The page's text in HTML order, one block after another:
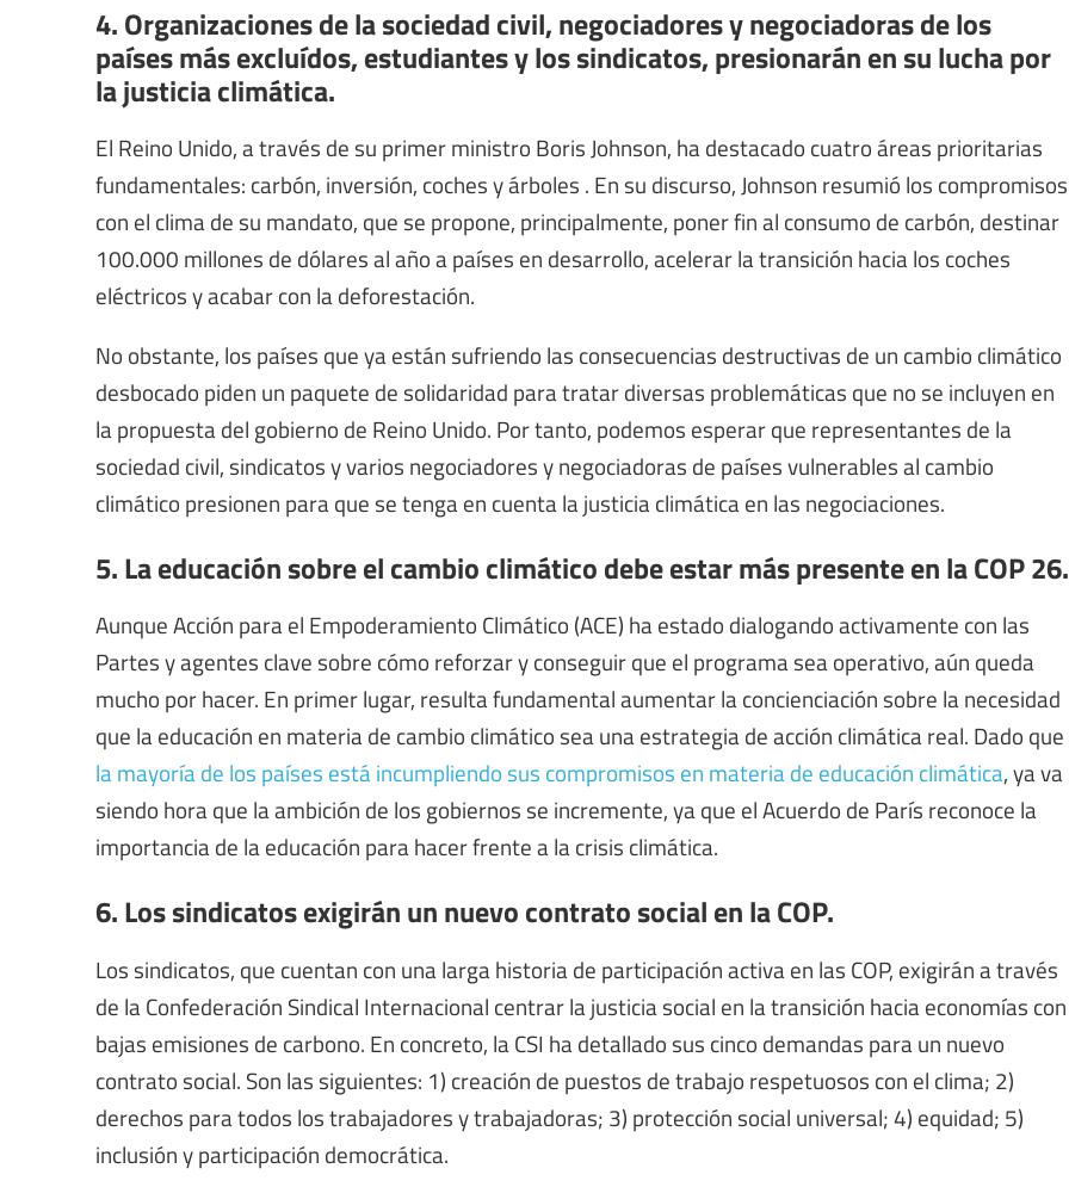
4. Organizaciones de la sociedad civil, negociadores y negociadoras de los
países más excluídos, estudiantes y los sindicatos, presionarán en su lucha por
la justicia climática.
El Reino Unido, a través de su primer ministro Boris Johnson, ha destacado cuatro áreas prioritarias
fundamentales: carbón, inversión, coches y árboles . En su discurso, Johnson resumió los compromisos
con el clima de su mandato, que se propone, principalmente, poner fin al consumo de carbón, destinar
100.000 millones de dólares al año a países en desarrollo, acelerar la transición hacia los coches
eléctricos yacabar con la deforestación.
No obstante, los países que ya están sufriendo las consecuencias destructivas de un cambio climático
desbocado piden un paquete de solidaridad para tratar diversas problemáticas que no se incluyen en
la propuesta del gobierno de Reino Unido. Por tanto, podemos esperar que representantes de la
sociedad civil, sindicatos y varios negociadores y negociadoras de países vulnerables al cambio
climático presionen para que se tenga en cuenta la justicia climática en las negociaciones.
5. La educación sobre el cambio climático debe estar más presente en la COP 26.
Aunque Acción para el Empoderamiento Climático (ACE) ha estado dialogando activamente con las
Partes y agentes clave sobre cómo reforzar y conseguir que el programa sea operativo, aún queda
mucho por hacer. En primer lugar, resulta fundamental aumentar la concienciación sobre la necesidad
que la educación en materia de cambio climático sea una estrategia de acción climática real. Dado que
la mayoría de los países está incumpliendo sus compromisos en materia de educación climática, ya va
siendo hora que la ambición de los gobiernos se incremente, ya que el Acuerdo de París reconoce la
importancia de la educación para hacer frente a la crisis climática.
6. Los sindicatos exigirán un nuevo contrato social en la COP.
Los sindicatos, que cuentan con una larga historia de participación activa en las COP, exigirán a través
de la Confederación Sindical Internacional centrar la justicia social en la transición hacia economías con
bajas emisiones de carbono. En concreto, la CSI ha detallado sus cinco demandas para un nuevo
contrato social. Son las siguientes: 1) creación de puestos de trabajo respetuosos con el clima; 2)
derechos para todos los trabajadores y trabajadoras; 3) protección social universal; 4) equidad; 5)
inclusión y participación democrática.